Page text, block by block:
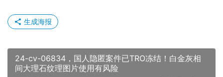
生成海报
24-cv-06834，国人隐匿案件已TRO冻结！白金灰相
间大理石纹理图片使用有风险